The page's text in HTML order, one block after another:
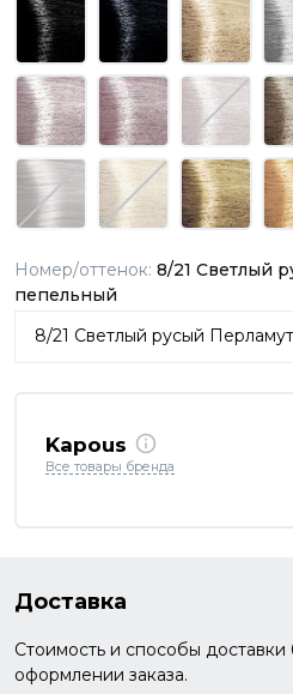
Номер/оттенок: 8/21 Светлый
пепельный
Kapous
Все товары бренда
Доставка
Стоимость и способы
оформлении заказа.